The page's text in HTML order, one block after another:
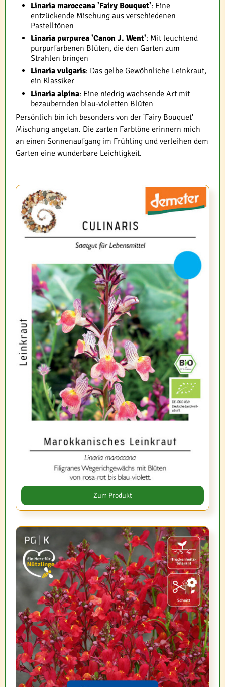
Linaria maroccana 'Fairy Bouquet': Eine
entzückende Mischung aus verschiedenen
Pastelltönen
Linaria purpurea 'Canon J. Went': Mit leuchtend
purpurfarbenen Blüten, die den Garten zum
Strahlen bringen
Linaria vulgaris: Das gelbe Gewöhnliche Leinkraut,
ein Klassiker
Linaria alpina: Eine niedrig wachsende Art mit
bezaubernden blau-violetten Blüten
Persönlich bin ich besonders von der 'Fairy Bouquet'
Mischung angetan. Die zarten Farbtöne erinnern mich
an einen Sonnenaufgang im Frühling und verleihen dem
Garten eine wunderbare Leichtigkeit.
Zum Produkt